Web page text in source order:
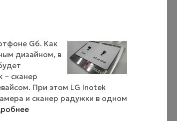
G6. Как
дизайном, в
– сканер
При этом LG Inotek
и сканер радужки в одном